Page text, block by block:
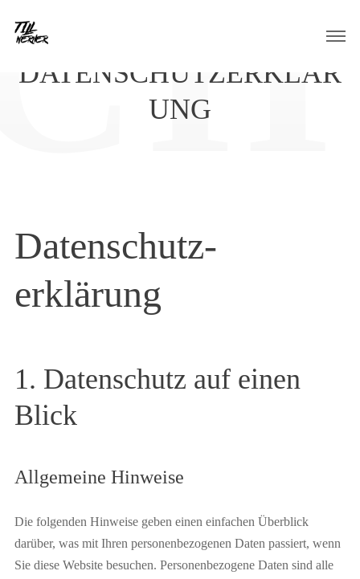
DATENSCHUTZERKLÄR
UNG
Datenschutz­
erklärung
1. Datenschutz auf einen
Blick
Allgemeine Hinweise
Die folgenden Hinweise geben einen einfachen Überblick
darüber, was mit Ihren personenbezogenen Daten passiert, wenn
Sie diese Website besuchen. Personenbezogene Daten sind alle